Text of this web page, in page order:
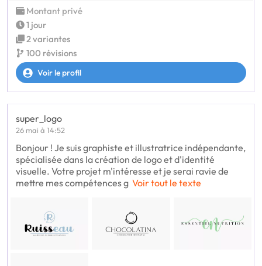
Montant privé
1 jour
2 variantes
100 révisions
Voir le profil
super_logo
26 mai à 14:52
Bonjour ! Je suis graphiste et illustratrice indépendante,
spécialisée dans la création de logo et d'identité
visuelle. Votre projet m'intéresse et je serai ravie de
mettre mes compétences g Voir tout le texte